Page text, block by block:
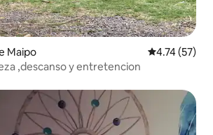
Maipo Calificación
4.74 (57)
,descanso y entretencion